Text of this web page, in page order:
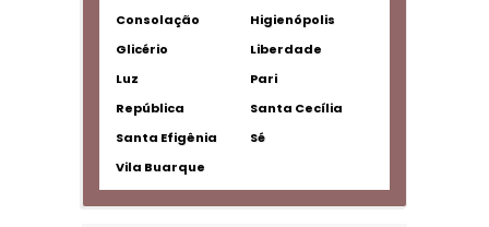
Consolação
Higienópolis
Glicério
Liberdade
Luz
Pari
República
Santa Cecília
Santa Efigênia
Sé
Vila Buarque